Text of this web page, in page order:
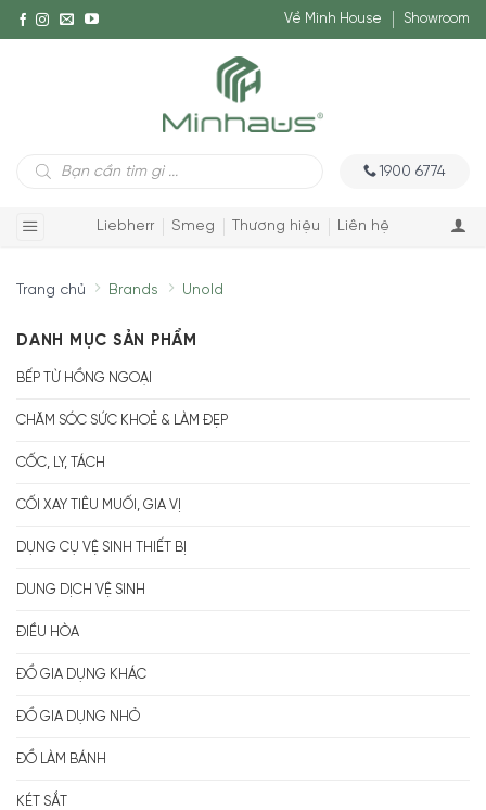
Về Minh House Showroom
Tìm
kiếm
1900 6774
Liebherr Smeg Thương hiệu Liên hệ
Trang chủ Brands Unold
DANH MỤC SẢN PHẨM
BẾP TỪ HỒNG NGOẠI
CHĂM SÓC SỨC KHOẺ & LÀM ĐẸP
CỐC, LY, TÁCH
CỐI XAY TIÊU MUỐI, GIA VỊ
DỤNG CỤ VỆ SINH THIẾT BỊ
DUNG DỊCH VỆ SINH
ĐIỀU HÒA
ĐỒ GIA DỤNG KHÁC
ĐỒ GIA DỤNG NHỎ
ĐỒ LÀM BÁNH
KÉT SẮT